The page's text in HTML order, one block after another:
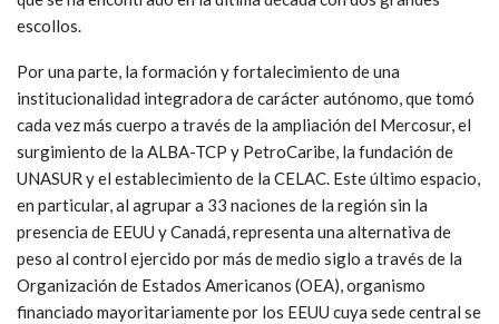
escollos.
Por una parte, la formación y fortalecimiento de una
institucionalidad integradora de carácter autónomo, que tomó
cada vez más cuerpo a través de la ampliación del Mercosur, el
surgimiento de la ALBA-TCP y PetroCaribe, la fundación de
UNASUR y el establecimiento de la CELAC. Este último espacio,
en particular, al agrupar a 33 naciones de la región sin la
presencia de EEUU y Canadá, representa una alternativa de
peso al control ejercido por más de medio siglo a través de la
Organización de Estados Americanos (OEA), organismo
financiado mayoritariamente por los EEUU cuya sede central se